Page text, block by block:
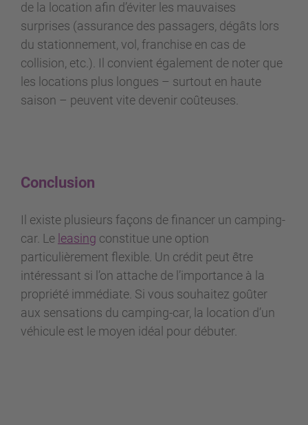
de la location afin d’éviter les mauvaises
surprises (assurance des passagers, dégâts lors
du stationnement, vol, franchise en cas de
collision, etc.). Il convient également de noter que
les locations plus longues – surtout en haute
saison – peuvent vite devenir coûteuses.
Conclusion
Il existe plusieurs façons de financer un camping-
car. Le leasing constitue une option
particulièrement flexible. Un crédit peut être
intéressant si l’on attache de l’importance à la
propriété immédiate. Si vous souhaitez goûter
aux sensations du camping-car, la location d’un
véhicule est le moyen idéal pour débuter.